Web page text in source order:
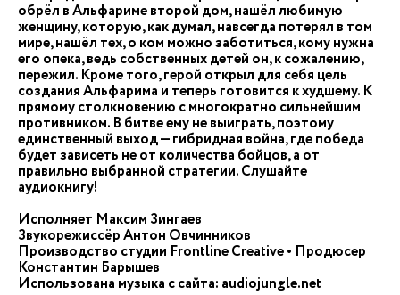
обрёл в Альфариме второй дом, нашёл любимую
женщину, которую, как думал, навсегда потерял в том
мире, нашёл тех, о ком можно заботиться, кому нужна
его опека, ведь собственных детей он, к сожалению,
пережил. Кроме того, герой открыл для себя цель
создания Альфарима и теперь готовится к худшему. К
прямому столкновению с многократно сильнейшим
противником. В битве ему не выиграть, поэтому
единственный выход — гибридная война, где победа
будет зависеть не от количества бойцов, а от
правильно выбранной стратегии. Слушайте
аудиокнигу!
Исполняет Максим Зингаев
Звукорежиссёр Антон Овчинников
Производство студии Frontline Creative • Продюсер
Константин Барышев
Использована музыка с сайта: audiojungle.net